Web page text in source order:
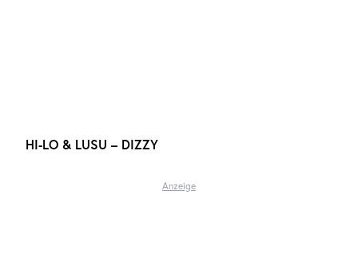
HI-LO & LUSU – DIZZY
Anzeige